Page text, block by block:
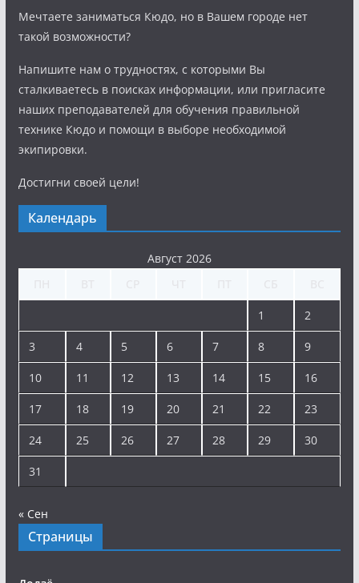
Мечтаете заниматься Кюдо, но в Вашем городе нет
такой возможности?
Напишите нам о трудностях, с которыми Вы
сталкиваетесь в поисках информации, или пригласите
наших преподавателей для обучения правильной
технике Кюдо и помощи в выборе необходимой
экипировки.
Достигни своей цели!
Календарь
Август 2026
1 2
3 4 5 6 7 8 9
10 11 12 13 14 15 16
17 18 19 20 21 22 23
24 25 26 27 28 29 30
31
« Сен
Страницы